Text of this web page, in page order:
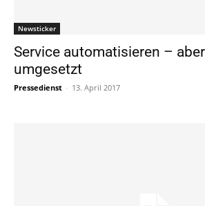
Newsticker
Service automatisieren –
umgesetzt
Pressedienst - 13. April 2017